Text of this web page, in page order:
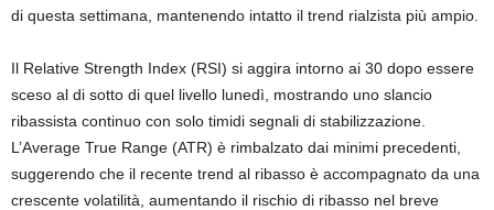
di questa settimana, mantenendo intatto il trend rialzista più ampio.
Il Relative Strength Index (RSI) si aggira intorno ai 30 dopo essere
sceso al di sotto di quel livello lunedì, mostrando uno slancio
ribassista continuo con solo timidi segnali di stabilizzazione.
L’Average True Range (ATR) è rimbalzato dai minimi precedenti,
suggerendo che il recente trend al ribasso è accompagnato da una
crescente volatilità, aumentando il rischio di ribasso nel breve